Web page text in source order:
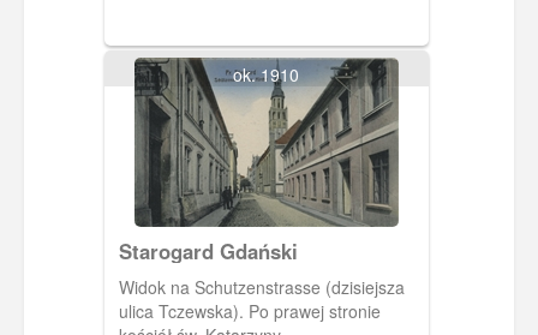
ok. 1910
Starogard Gdański
Widok na Schutzenstrasse (dzisiejsza
ulica Tczewska). Po prawej stronie